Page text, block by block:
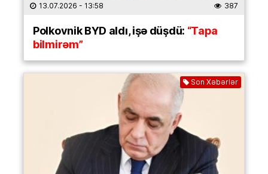
13.07.2026 - 13:58 387
Polkovnik BYD aldı, işə düşdü: “Tapa
bilmirəm”
Son Xəbərlər